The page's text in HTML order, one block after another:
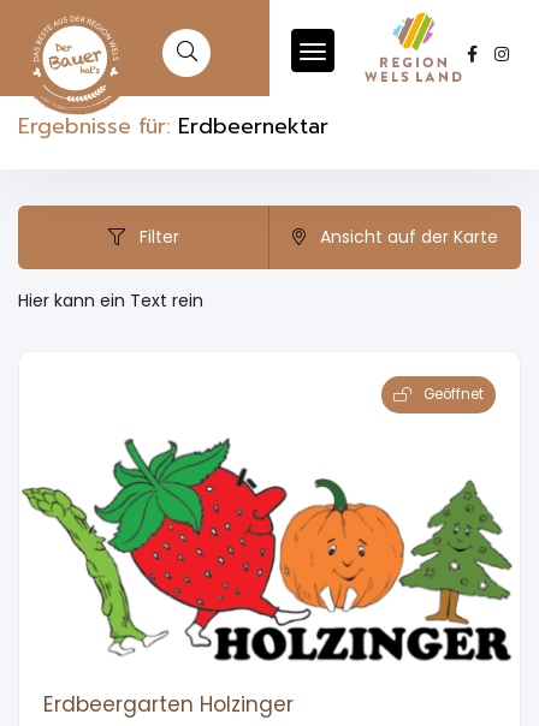
Ergebnisse für: Erdbeernektar
Filter Ansicht auf der Karte
Hier kann ein Text rein
Geöffnet
Erdbeergarten Holzinger